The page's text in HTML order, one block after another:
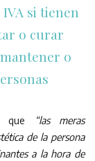
si tienen
o curar
o
que
“las meras
de la persona
a la hora de